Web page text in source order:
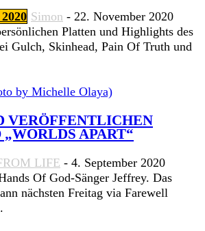
Simon - 22. November 2020
Platten und Highlights des
Gulch, Skinhead, Pain Of Truth und
VERÖFFENTLICHEN
APART“
LIFE - 4. September 2020
Of God-Sänger Jeffrey. Das
nächsten Freitag via Farewell